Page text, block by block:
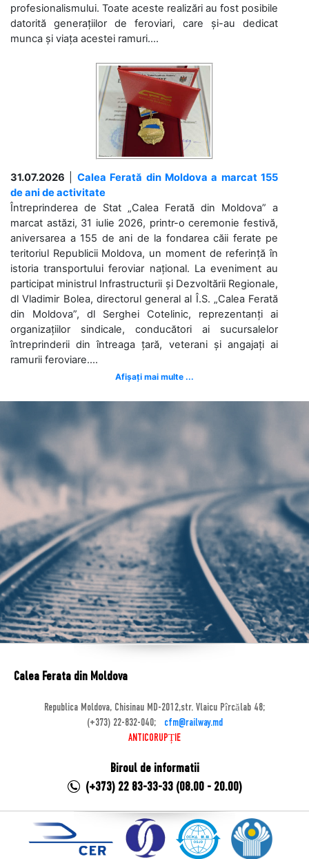
profesionalismului. Toate aceste realizări au fost posibile
datorită generațiilor de feroviari, care și-au dedicat
munca și viața acestei ramuri....
31.07.2026
Calea Ferată din Moldova a marcat 155
de ani de activitate
Întreprinderea de Stat „Calea Ferată din Moldova” a
marcat astăzi, 31 iulie 2026, printr-o ceremonie festivă,
aniversarea a 155 de ani de la fondarea căii ferate pe
teritoriul Republicii Moldova, un moment de referință în
istoria transportului feroviar național. La eveniment au
participat ministrul Infrastructurii și Dezvoltării Regionale,
dl Vladimir Bolea, directorul general al Î.S. „Calea Ferată
din Moldova”, dl Serghei Cotelinic, reprezentanți ai
organizațiilor sindicale, conducători ai sucursalelor
întreprinderii din întreaga țară, veterani și angajați ai
ramurii feroviare....
Afișați mai multe ...
Calea Ferata din Moldova
Republica Moldova, Chisinau MD-2012,str. Vlaicu Pîrcălab 48;
(+373) 22-832-040;
cfm@railway.md
ANTICORUPȚIE
Biroul de informatii
(+373) 22 83-33-33 (08.00 - 20.00)